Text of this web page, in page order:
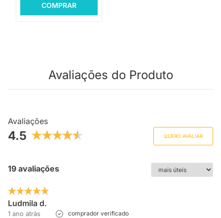
COMPRAR
Avaliações do Produto
Avaliações
4.5 QUERO AVALIAR
19 avaliações
Ludmila d.
1 ano atrás comprador verificado